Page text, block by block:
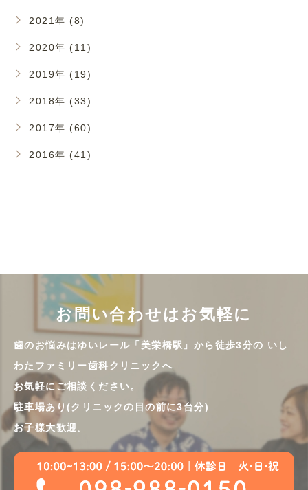
2021年 (8)
2020年 (11)
2019年 (19)
2018年 (33)
2017年 (60)
2016年 (41)
お問い合わせはお気軽に
歯のお悩みはゆいレール「美栄橋駅」から徒歩3分の いし
わたファミリー歯科クリニックへ
お気軽にご相談ください。
駐車場あり(クリニックの目の前に3台分)
お子様大歓迎。